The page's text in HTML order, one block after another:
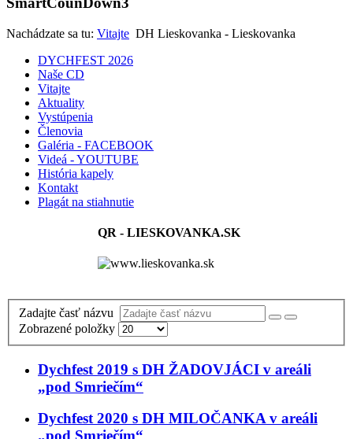
Nachádzate sa tu: Vitajte DH Lieskovanka - Lieskovanka
DYCHFEST 2026
Naše CD
Vitajte
Aktuality
Vystúpenia
Členovia
Galéria - FACEBOOK
Videá - YOUTUBE
História kapely
Kontakt
Plagát na stiahnutie
QR - LIESKOVANKA.SK
Zadajte časť názvu
Zobrazené položky
Dychfest 2019 s DH ŽADOVJÁCI v areáli
„pod Smriečím“
Dychfest 2020 s DH MILOČANKA v areáli